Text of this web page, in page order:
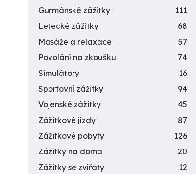
Gurmánské zážitky
111
Letecké zážitky
68
Masáže a relaxace
57
Povolání na zkoušku
74
Simulátory
16
Sportovní zážitky
94
Vojenské zážitky
45
Zážitkové jízdy
87
Zážitkové pobyty
126
Zážitky na doma
20
Zážitky se zvířaty
12